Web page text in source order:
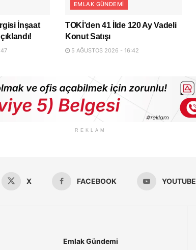
İnşaat
EMLAK GÜNDEMI
TOKİ’den 41 İlde 120 Ay Vadeli
Konut Satışı
5 AĞUSTOS 2026 - 16:42
REKLAM
X FACEBOOK YOUTUBE
Emlak Gündemi